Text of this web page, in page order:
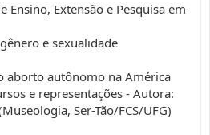
Ensino, Extensão e Pesquisa em
e sexualidade
aborto autônomo na América
e representações - Autora:
Ser-Tão/FCS/UFG)